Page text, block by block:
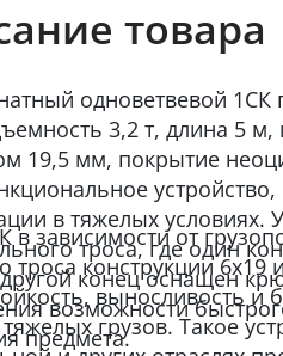
товара
одноветвевой 1СК
3,2 т, длина 5 м,
19,5 мм, покрытие
устройство,
в тяжелых условиях.
троса, где один
конец оснащен
возможности
предмета.
в зависимости от
троса конструкции 6x19
выносливость и
грузов. Такое